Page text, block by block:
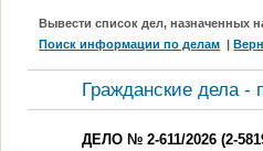
Вывести список дел, назначенных
Поиск информации по делам |
Гражданские дела -
ДЕЛО № 2-611/2026 (2-